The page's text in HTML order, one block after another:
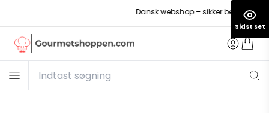
Dansk webshop – sikker betaling
Sidst set